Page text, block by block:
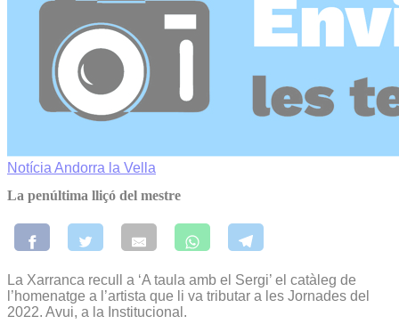
Notícia Andorra la Vella
La penúltima lliçó del mestre
La Xarranca recull a ‘A taula amb el Sergi’ el catàleg de
l’homenatge a l’artista que li va tributar a les Jornades del
2022. Avui, a la Institucional.